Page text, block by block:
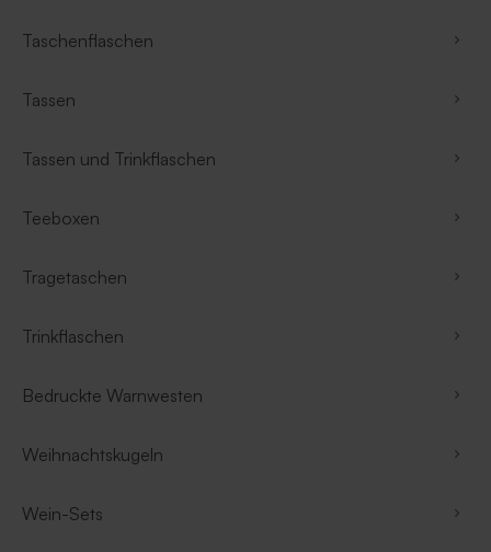
Taschenflaschen
Tassen
Tassen und Trinkflaschen
Teeboxen
Tragetaschen
Trinkflaschen
Bedruckte Warnwesten
Weihnachtskugeln
Wein-Sets